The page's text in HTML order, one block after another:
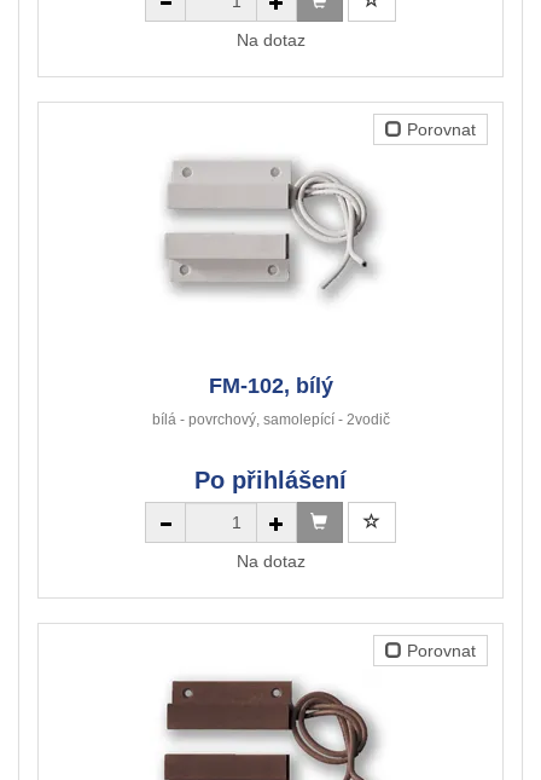
Na dotaz
Porovnat
FM-102, bílý
bílá - povrchový, samolepící - 2vodič
Po přihlášení
Na dotaz
Porovnat